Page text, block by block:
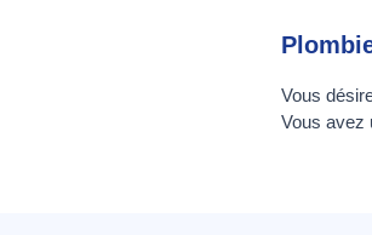
Vous
Vous avez